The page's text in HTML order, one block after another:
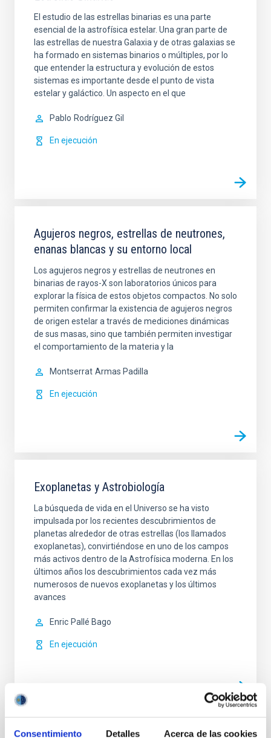
Consentimiento Detalles Acerca de las cookies
El estudio de las estrellas binarias es una parte
esencial de la astrofísica estelar. Una gran parte de
las estrellas de nuestra Galaxia y de otras galaxias se
ha formado en sistemas binarios o múltiples, por lo
que entender la estructura y evolución de estos
sistemas es importante desde el punto de vista
estelar y galáctico. Un aspecto en el que
Pablo Rodríguez Gil
En ejecución
Agujeros negros, estrellas de neutrones,
enanas blancas y su entorno local
Los agujeros negros y estrellas de neutrones en
binarias de rayos-X son laboratorios únicos para
explorar la física de estos objetos compactos. No solo
permiten confirmar la existencia de agujeros negros
de origen estelar a través de mediciones dinámicas
de sus masas, sino que también permiten investigar
el comportamiento de la materia y la
Montserrat Armas Padilla
En ejecución
Exoplanetas y Astrobiología
La búsqueda de vida en el Universo se ha visto
impulsada por los recientes descubrimientos de
planetas alrededor de otras estrellas (los llamados
exoplanetas), convirtiéndose en uno de los campos
más activos dentro de la Astrofísica moderna. En los
últimos años los descubrimientos cada vez más
numerosos de nuevos exoplanetas y los últimos
avances
Enric Pallé Bago
En ejecución
TIPO